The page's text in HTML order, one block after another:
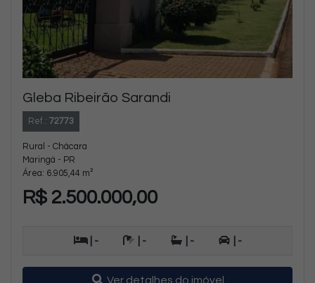
Gleba Ribeirão Sarandi
Ref.: 72773
Rural - Chácara
Maringá - PR
Área: 6.905,44 m²
R$ 2.500.000,00
| - | - | - | -
Ver detalhes do imóvel